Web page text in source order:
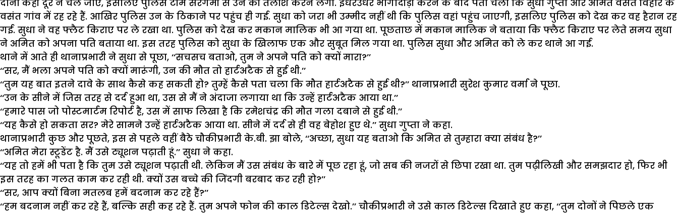
दोनों कहीं दूर न चले जाएं, इसलिए पुलिस टीम सरगर्मी से उन की तलाश करने लगी. इधरउधर भागादौड़ी करने के बाद पता चला कि सुधा गुप्ता और अमित वसंत विहार के
वसंत गांव में रह रहे हैं. आखिर पुलिस उन के ठिकाने पर पहुंच ही गई. सुधा को जरा भी उम्मीद नहीं थी कि पुलिस वहां पहुंच जाएगी, इसलिए पुलिस को देख कर वह हैरान रह
गई. सुधा ने वह फ्लैट किराए पर ले रखा था. पुलिस को देख कर मकान मालिक भी आ गया था. पूछताछ में मकान मालिक ने बताया कि फ्लैट किराए पर लेते समय सुधा
ने अमित को अपना पति बताया था. इस तरह पुलिस को सुधा के खिलाफ एक और सुबूत मिल गया था. पुलिस सुधा और अमित को ले कर थाने आ गई.
थाने में आते ही थानाप्रभारी ने सुधा से पूछा, ‘‘सचसच बताओ, तुम ने अपने पति को क्यों मारा?’’
‘‘सर, मैं भला अपने पति को क्यों मारूंगी, उन की मौत तो हार्टअटैक से हुई थी.’’
‘‘तुम यह बात इतने दावे के साथ कैसे कह सकती हो? तुम्हें कैसे पता चला कि मौत हार्टअटैक से हुई थी?’’ थानाप्रभारी सुरेश कुमार वर्मा ने पूछा.
‘‘उन के सीने में जिस तरह से दर्द हुआ था, उस से मैं ने अंदाजा लगाया था कि उन्हें हार्टअटैक आया था.’’
‘‘हमारे पास जो पोस्टमार्टम रिपोर्ट है, उस में साफ लिखा है कि रमेशचंद्र की मौत गला दबाने से हुई थी.’’
‘‘यह कैसे हो सकता सर? मेरे सामने उन्हें हार्टअटैक आया था. सीने में दर्द से ही वह बेहोश हुए थे.’’ सुधा गुप्ता ने कहा.
थानाप्रभारी कुछ और पूछते, इस से पहले वहीं बैठे चौकीप्रभारी के.बी. झा बोले, ‘‘अच्छा, सुधा यह बताओ कि अमित से तुम्हारा क्या संबंध है?’’
‘‘अमित मेरा स्टूडेंट है. मैं उसे ट्यूशन पढ़ाती हूं.’’ सुधा ने कहा.
‘‘यह तो हमें भी पता है कि तुम उसे ट्यूशन पढ़ाती थी. लेकिन मैं उस संबंध के बारे में पूछ रहा हूं, जो सब की नजरों से छिपा रखा था. तुम पढ़ीलिखी और समझदार हो, फिर भी
इस तरह का गलत काम कर रही थी. क्यों उस बच्चे की जिंदगी बरबाद कर रही हो?’’
‘‘सर, आप क्यों बिना मतलब हमें बदनाम कर रहे हैं?’’
‘‘हम बदनाम नहीं कर रहे हैं, बल्कि सही कह रहे हैं. तुम अपने फोन की काल डिटेल्स देखो.’’ चौकीप्रभारी ने उसे काल डिटेल्स दिखाते हुए कहा, ‘‘तुम दोनों ने पिछले एक